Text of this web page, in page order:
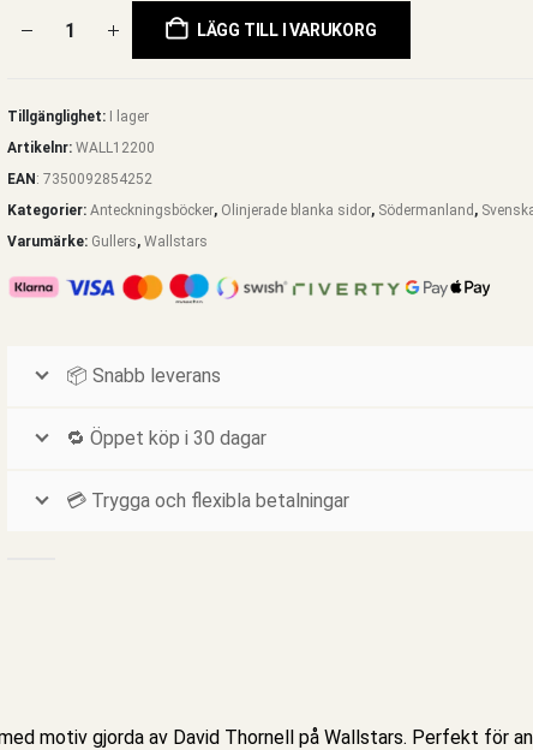
LÄGG TILL I VARUKORG
Tillgänglighet:
I lager
Artikelnr: WALL12200
EAN : 7350092854252
Kategorier: Anteckningsböcker, Olinjerade blanka sidor, Södermanland ,
Varumärke: Gullers, Wallstars
📦 Snabb leverans
🔁 Öppet köp i 30 dagar
💳 Trygga och flexibla betalningar
motiv gjorda av David Thornell på Wallstars. Perfekt för